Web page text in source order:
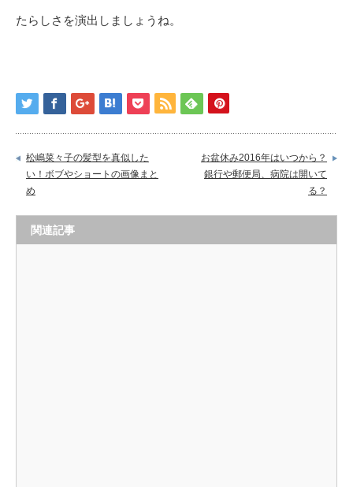
たらしさを演出しましょうね。
松嶋菜々子の髪型を真似した
い！ボブやショートの画像まと
め
お盆休み2016年はいつから？
銀行や郵便局、病院は開いて
る？
関連記事